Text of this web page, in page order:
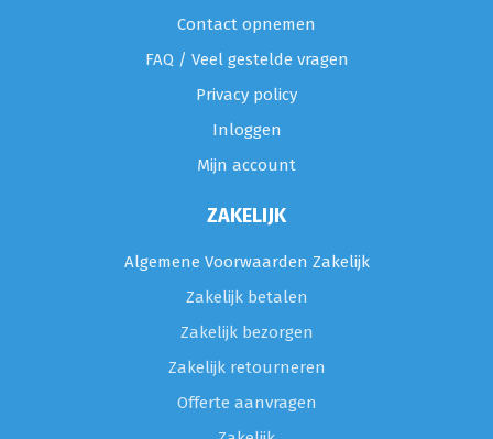
Contact opnemen
FAQ / Veel gestelde vragen
Privacy policy
Inloggen
Mijn account
ZAKELIJK
Algemene Voorwaarden Zakelijk
Zakelijk betalen
Zakelijk bezorgen
Zakelijk retourneren
Offerte aanvragen